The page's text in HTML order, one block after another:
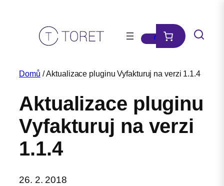
Domů / Aktualizace pluginu Vyfakturuj na verzi 1.1.4
Aktualizace pluginu
Vyfakturuj na verzi
1.1.4
26. 2. 2018